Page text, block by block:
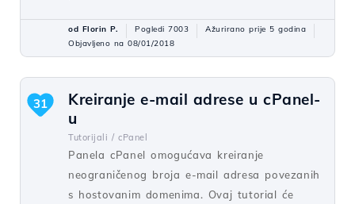
od Florin P. Pogledi 7003
Ažurirano prije 5 godina
Objavljeno na 08/01/2018
Kreiranje e-mail adrese u cPanel-
u
Tutorijali / cPanel
Panela cPanel omogućava kreiranje
neograničenog broja e-mail adresa povezanih
s hostovanim domenima. Ovaj tutorial će
31